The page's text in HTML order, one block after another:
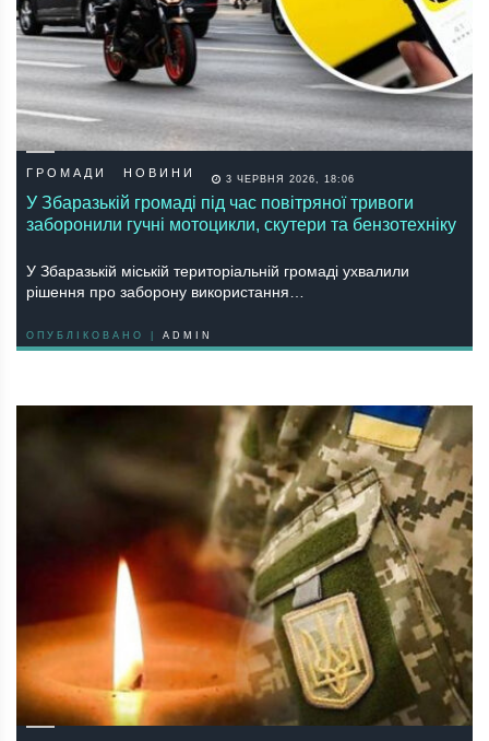
ГРОМАДИ НОВИНИ 3 ЧЕРВНЯ 2026, 18:06
У Збаразькій громаді під час повітряної тривоги
заборонили гучні мотоцикли, скутери та бензотехніку
У Збаразькій міській територіальній громаді ухвалили
рішення про заборону використання…
ОПУБЛІКОВАНО | ADMIN